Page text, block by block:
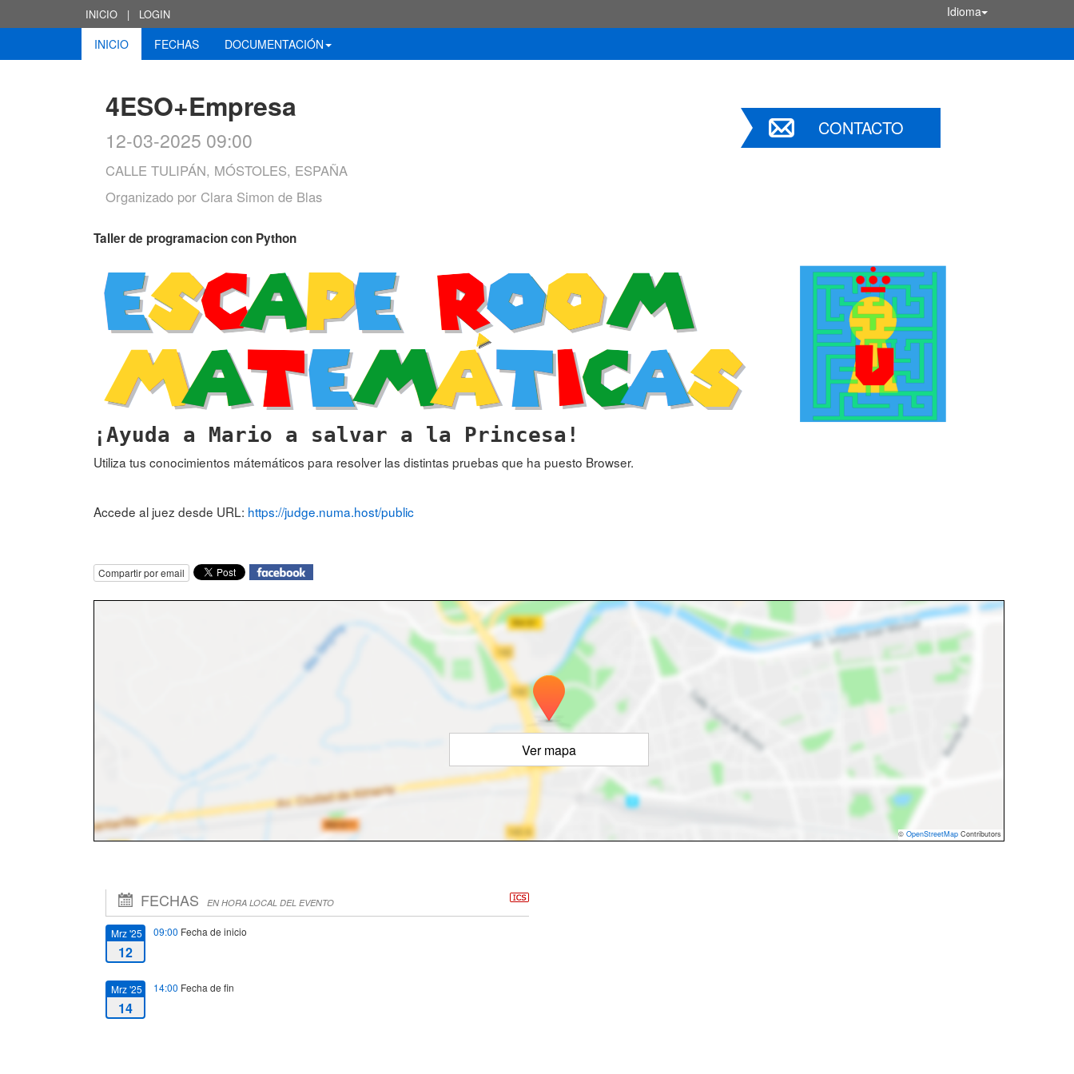
INICIO | LOGIN Idioma
INICIO FECHAS DOCUMENTACIÓN
4ESO+Empresa
12-03-2025 09:00
CALLE TULIPÁN, MÓSTOLES, ESPAÑA
Organizado por Clara Simon de Blas
CONTACTO
Taller de programacion con Python
¡Ayuda a Mario a salvar a la Princesa!
Utiliza tus conocimientos mátemáticos para resolver las distintas pruebas que ha puesto Browser.
Accede al juez desde URL: https://judge.numa.host/public
Compartir por email
Ver mapa
© OpenStreetMap Contributors
FECHAS EN HORA LOCAL DEL EVENTO
Mrz '25
12
09:00 Fecha de inicio
Mrz '25
14
14:00 Fecha de fin